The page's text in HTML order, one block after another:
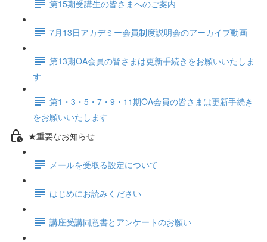
第15期受講生の皆さまへのご案内
7月13日アカデミー会員制度説明会のアーカイブ動画
第13期OA会員の皆さまは更新手続きをお願いいたしま
す
第1・3・5・7・9・11期OA会員の皆さまは更新手続き
をお願いいたします
★重要なお知らせ
メールを受取る設定について
はじめにお読みください
講座受講同意書とアンケートのお願い